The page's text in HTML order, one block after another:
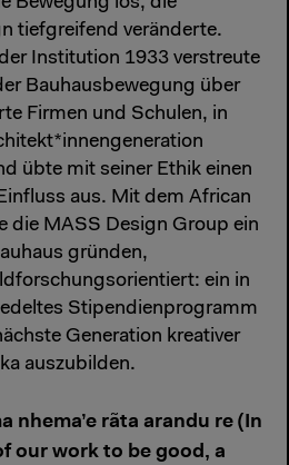
tiefgreifend veränderte.
Institution 1933 verstreute
Bauhausbewegung über
Firmen und Schulen, in
übte mit seiner Ethik einen
aus. Mit dem African
die MASS Design Group ein
gründen,
ein in
Stipendienprogramm
Generation kreativer
auszubilden.
nhema’e rãta arandu re (In
our work to be good, a